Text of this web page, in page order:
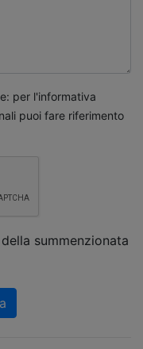
per l'informativa
puoi fare riferimento
summenzionata